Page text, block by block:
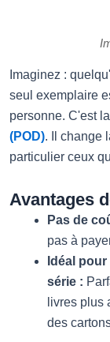
Imaginez :
seul exemplaire
personne. C'est
(POD). Il change
particulier ceux
Avantages
Pas de
pas à
Idéal
série :
livres plus
des